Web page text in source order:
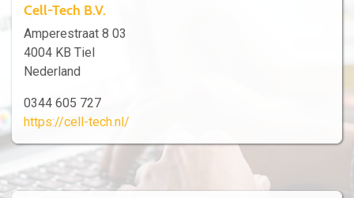
Cell-Tech B.V.
Amperestraat 8 03
4004 KB Tiel
Nederland
0344 605 727
https://cell-tech.nl/